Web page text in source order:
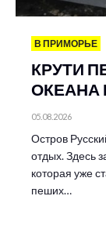
В ПРИМОРЬЕ
КРУТИ
ОКЕАНА
05.08.2026
Остров
отдых. Здесь
которая уже
пеших…